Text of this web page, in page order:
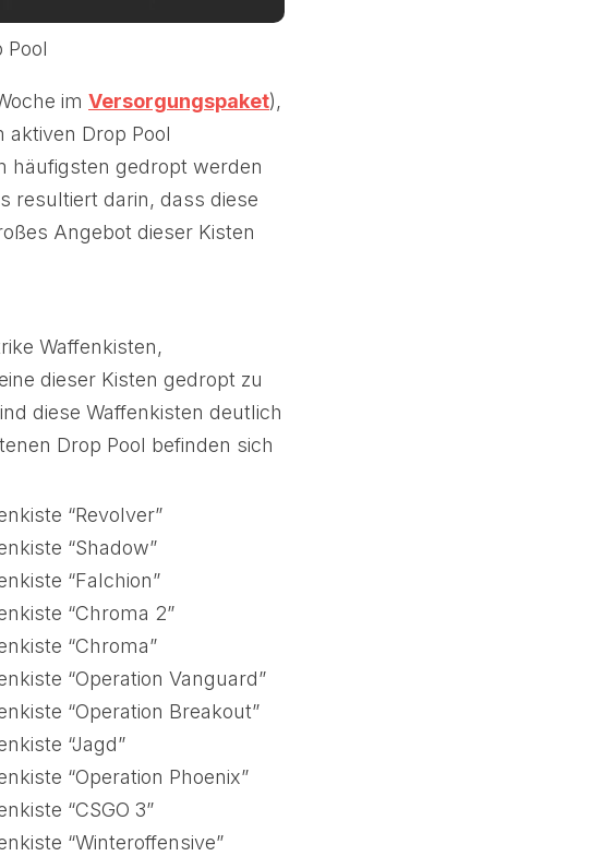
Pool
im Versorgungspaket),
aktiven Drop Pool
häufigsten gedropt werden
resultiert darin, dass diese
Angebot dieser Kisten
Waffenkisten,
dieser Kisten gedropt zu
diese Waffenkisten deutlich
Drop Pool befinden sich
“Revolver”
“Shadow”
“Falchion”
“Chroma 2”
“Chroma”
“Operation Vanguard”
“Operation Breakout”
“Jagd”
“Operation Phoenix”
“CSGO 3”
“Winteroffensive”